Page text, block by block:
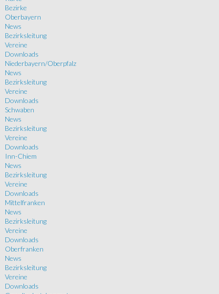
Bezirke
Oberbayern
News
Bezirksleitung
Vereine
Downloads
Niederbayern/Oberpfalz
News
Bezirksleitung
Vereine
Downloads
Schwaben
News
Bezirksleitung
Vereine
Downloads
Inn-Chiem
News
Bezirksleitung
Vereine
Downloads
Mittelfranken
News
Bezirksleitung
Vereine
Downloads
Oberfranken
News
Bezirksleitung
Vereine
Downloads